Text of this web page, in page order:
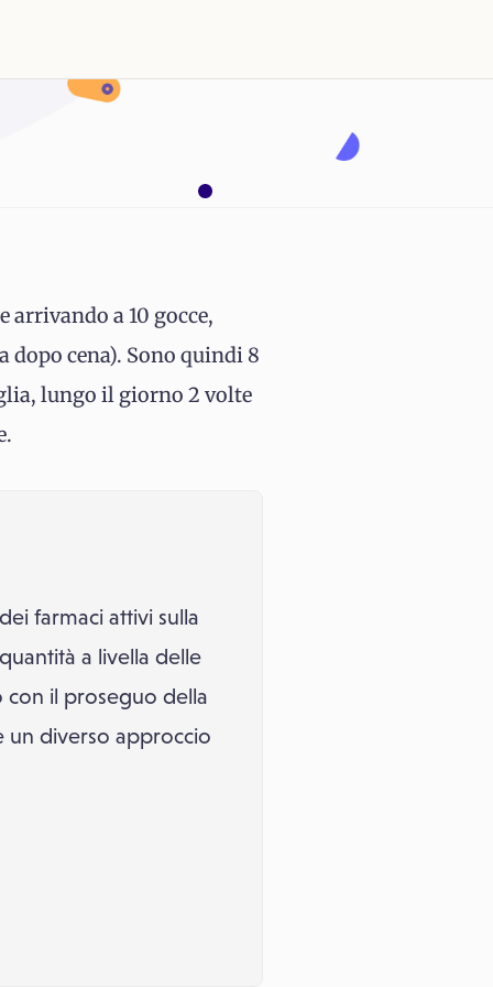
a 10 gocce,
dopo cena). Sono quindi 8
lungo il giorno 2 volte
farmaci attivi sulla
a livella delle
con il proseguo della
un diverso approccio